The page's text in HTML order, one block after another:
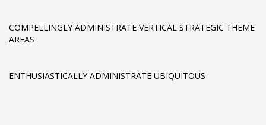
COMPELLINGLY ADMINISTRATE VERTICAL STRATEGIC THEME
AREAS
ENTHUSIASTICALLY ADMINISTRATE UBIQUITOUS